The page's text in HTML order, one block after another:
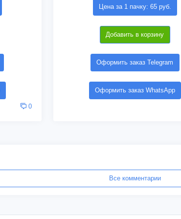
0
Цена за 1 пачку: 65 руб.
Добавить в корзину
Оформить заказ Telegram
Оформить заказ WhatsApp
Все комментарии